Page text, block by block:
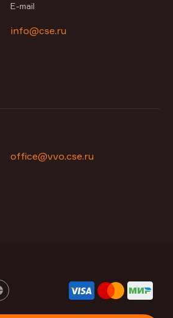
E-mail
info@cse.ru
office@vvo.cse.ru